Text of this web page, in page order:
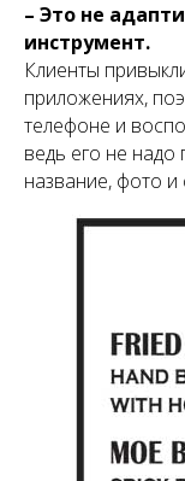
– Это не
инструмент.
Клиенты
приложениях,
телефоне и
ведь его не
название, фото и